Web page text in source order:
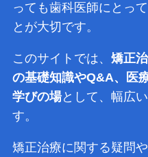
っても歯科医師にとっ
とが大切です。
このサイトでは、 矯正
の基礎知識やQ&A、医
学びの場として、幅広
す。
矯正治療に関する疑問